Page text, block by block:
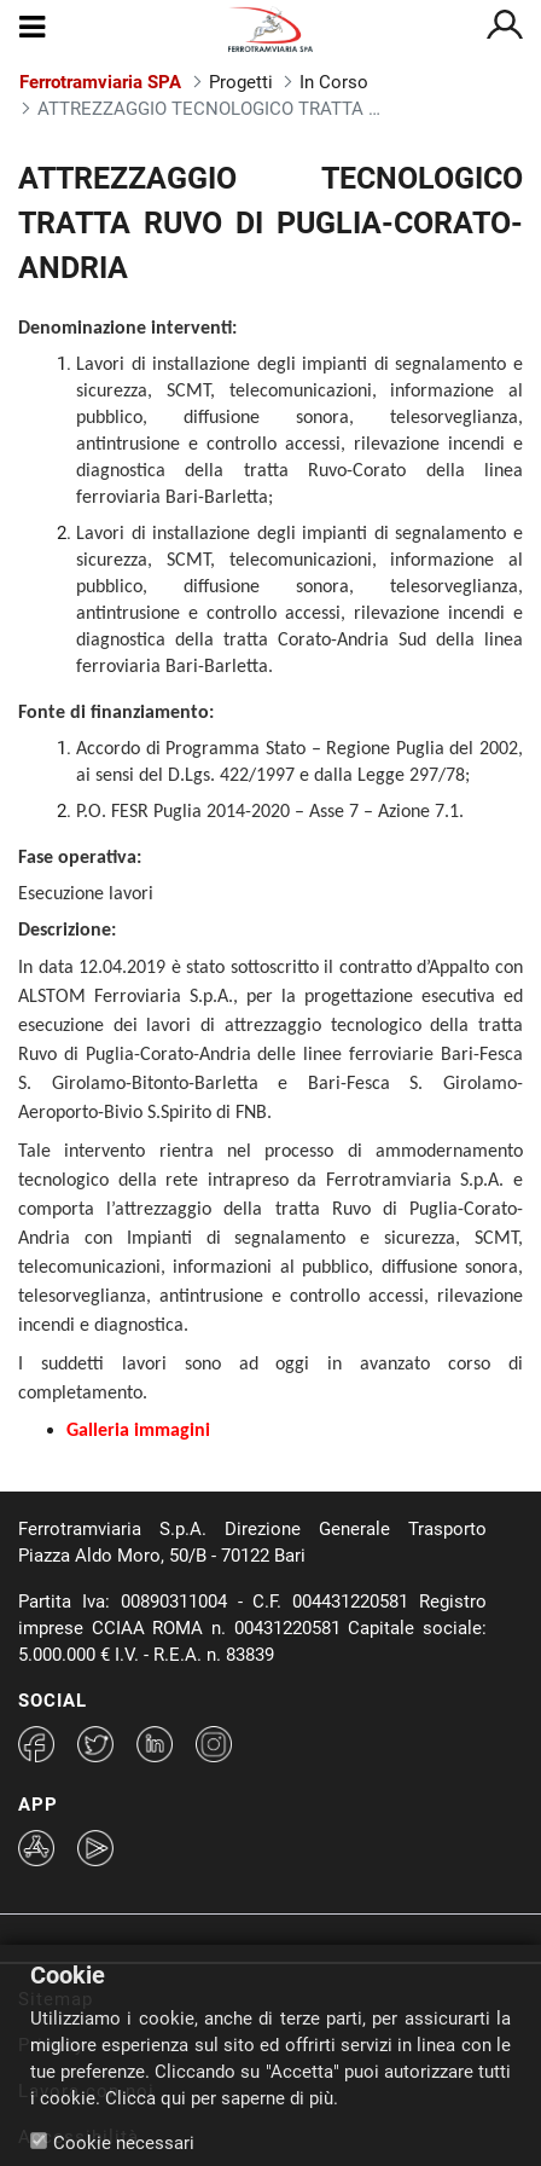
Ferrotramviaria SPA Progetti
In Corso
ATTREZZAGGIO TECNOLOGICO TRATTA RUVO DI PUGLIA-CORATO-ANDRIA
ATTREZZAGGIO
ATTREZZAGGIO TECNOLOGICO
TRATTA RUVO DI PUGLIA-CORATO-
ANDRIA
Denominazione interventi:
Lavori di installazione degli impianti di segnalamento e
sicurezza, SCMT, telecomunicazioni, informazione al
pubblico, diffusione sonora, telesorveglianza,
antintrusione e controllo accessi, rilevazione incendi e
diagnostica della tratta Ruvo-Corato della linea
ferroviaria Bari-Barletta;
Lavori di installazione degli impianti di segnalamento e
sicurezza, SCMT, telecomunicazioni, informazione al
pubblico, diffusione sonora, telesorveglianza,
antintrusione e controllo accessi, rilevazione incendi e
diagnostica della tratta Corato-Andria Sud della linea
ferroviaria Bari-Barletta.
Fonte di finanziamento:
Accordo di Programma Stato – Regione Puglia del 2002,
ai sensi del D.Lgs. 422/1997 e dalla Legge 297/78;
P.O. FESR Puglia 2014-2020 – Asse 7 – Azione 7.1.
Fase operativa:
Esecuzione lavori
Descrizione:
In data 12.04.2019 è stato sottoscritto il contratto d’Appalto con
ALSTOM Ferroviaria S.p.A., per la progettazione esecutiva ed
esecuzione dei lavori di attrezzaggio tecnologico della tratta
Ruvo di Puglia-Corato-Andria delle linee ferroviarie Bari-Fesca
S. Girolamo-Bitonto-Barletta e Bari-Fesca S. Girolamo-
Aeroporto-Bivio S.Spirito di FNB.
Tale intervento rientra nel processo di ammodernamento
tecnologico della rete intrapreso da Ferrotramviaria S.p.A. e
comporta l’attrezzaggio della tratta Ruvo di Puglia-Corato-
Andria con Impianti di segnalamento e sicurezza, SCMT,
telecomunicazioni, informazioni al pubblico, diffusione sonora,
telesorveglianza, antintrusione e controllo accessi, rilevazione
incendi e diagnostica.
I suddetti lavori sono ad oggi in avanzato corso di
completamento.
Galleria immagini
Ferrotramviaria S.p.A. Direzione Generale Trasporto
Piazza Aldo Moro, 50/B - 70122 Bari
Partita Iva: 00890311004 - C.F. 004431220581 Registro
imprese CCIAA ROMA n. 00431220581 Capitale sociale:
5.000.000 € I.V. - R.E.A. n. 83839
SOCIAL
APP
Privacy
Lavora con noi
Accessibilità
Cookie
Utilizziamo i cookie, anche di terze parti, per assicurarti la
migliore esperienza sul sito ed offrirti servizi in linea con le
tue preferenze. Cliccando su "Accetta" puoi autorizzare tutti
i cookie. Clicca qui per saperne di più.
Cookie necessari